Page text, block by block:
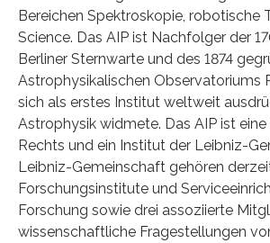
Bereichen Spektroskopie, robotische
Science. Das AIP ist Nachfolger der
Berliner Sternwarte und des 1874
Astrophysikalischen Observatoriums
sich als erstes Institut weltweit
Astrophysik widmete. Das AIP ist
Rechts und ein Institut der Leibniz-
Leibniz-Gemeinschaft gehören
Forschungsinstitute und
Forschung sowie drei assoziierte
wissenschaftliche Fragestellungen